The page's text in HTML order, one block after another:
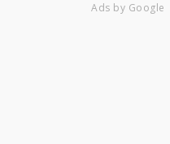
Ads by Google